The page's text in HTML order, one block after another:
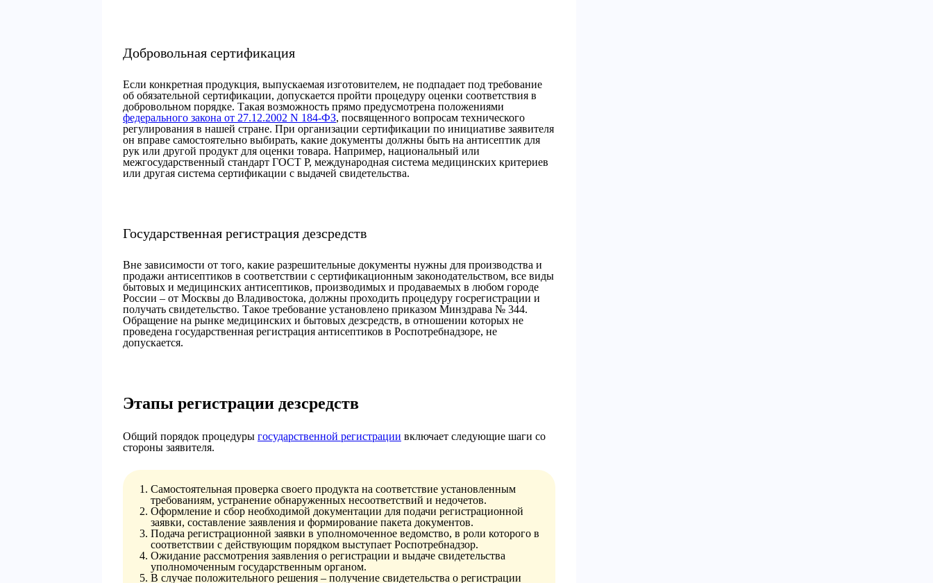
Добровольная сертификация
Если конкретная продукция, выпускаемая изготовителем, не подпадает под требование
об обязательной сертификации, допускается пройти процедуру оценки соответствия в
добровольном порядке. Такая возможность прямо предусмотрена положениями
федерального закона от 27.12.2002 N 184-ФЗ, посвященного вопросам технического
регулирования в нашей стране. При организации сертификации по инициативе заявителя
он вправе самостоятельно выбирать, какие документы должны быть на антисептик для
рук или другой продукт для оценки товара. Например, национальный или
межгосударственный стандарт ГОСТ Р, международная система медицинских критериев
или другая система сертификации с выдачей свидетельства.
Государственная регистрация дезсредств
Вне зависимости от того, какие разрешительные документы нужны для производства и
продажи антисептиков в соответствии с сертификационным законодательством, все виды
бытовых и медицинских антисептиков, производимых и продаваемых в любом городе
России – от Москвы до Владивостока, должны проходить процедуру госрегистрации и
получать свидетельство. Такое требование установлено приказом Минздрава № 344.
Обращение на рынке медицинских и бытовых дезсредств, в отношении которых не
проведена государственная регистрация антисептиков в Роспотребнадзоре, не
допускается.
Этапы регистрации дезсредств
Общий порядок процедуры государственной регистрации включает следующие шаги со
стороны заявителя.
Самостоятельная проверка своего продукта на соответствие установленным
требованиям, устранение обнаруженных несоответствий и недочетов.
Оформление и сбор необходимой документации для подачи регистрационной
заявки, составление заявления и формирование пакета документов.
Подача регистрационной заявки в уполномоченное ведомство, в роли которого в
соответствии с действующим порядком выступает Роспотребнадзор.
Ожидание рассмотрения заявления о регистрации и выдаче свидетельства
уполномоченным государственным органом.
В случае положительного решения – получение свидетельства о регистрации